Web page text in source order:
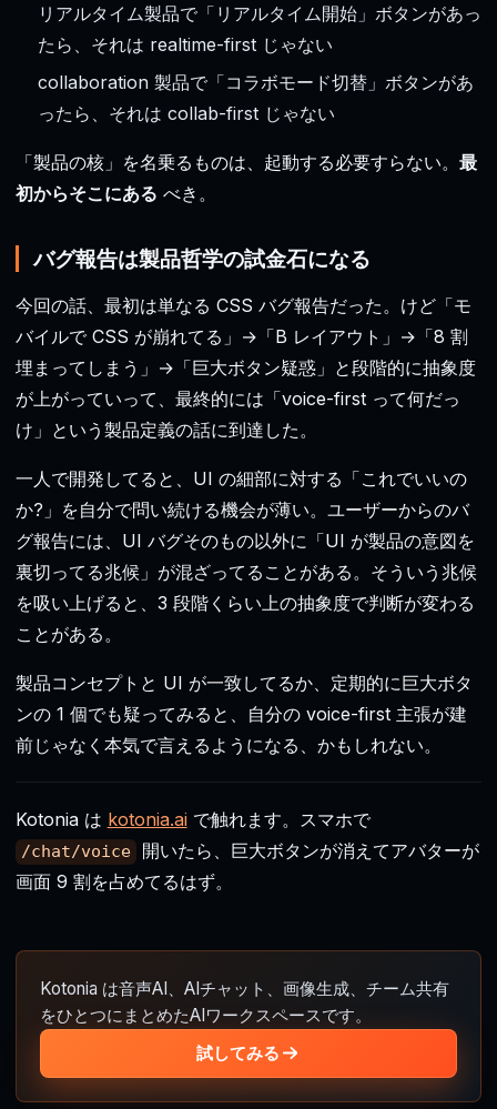
リアルタイム製品で「リアルタイム開始」ボタンがあっ
たら、それは realtime-first じゃない
collaboration 製品で「コラボモード切替」ボタンがあ
ったら、それは collab-first じゃない
「製品の核」を名乗るものは、起動する必要すらない。 最
初からそこにある べき。
バグ報告は製品哲学の試金石になる
今回の話、最初は単なる CSS バグ報告だった。けど「モ
バイルで CSS が崩れてる」→「B レイアウト」→「8 割
埋まってしまう」→「巨大ボタン疑惑」と段階的に抽象度
が上がっていって、最終的には「voice-first って何だっ
け」という製品定義の話に到達した。
一人で開発してると、UI の細部に対する「これでいいの
か?」を自分で問い続ける機会が薄い。ユーザーからのバ
グ報告には、UI バグそのもの以外に「UI が製品の意図を
裏切ってる兆候」が混ざってることがある。そういう兆候
を吸い上げると、3 段階くらい上の抽象度で判断が変わる
ことがある。
製品コンセプトと UI が一致してるか、定期的に巨大ボタ
ンの 1 個でも疑ってみると、自分の voice-first 主張が建
前じゃなく本気で言えるようになる、かもしれない。
Kotonia は kotonia.aiで触れます。スマホで
/chat/voice
開いたら、巨大ボタンが消えてアバターが
画面 9 割を占めてるはず。
Kotonia は音声AI、AIチャット、画像生成、チーム共有
をひとつにまとめたAIワークスペースです。
試してみる